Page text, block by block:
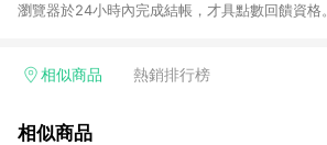
瀏覽器於24小時內完成結帳，才具點數回饋資格
單，皆不在點數回饋範圍內。 3. 如購買以下類別
球嚴選、商城、專案商品、「草莓網」全館商品
相似商品 熱銷排行榜
相似商品